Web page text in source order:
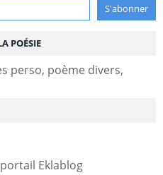
POÉSIE
perso, poème divers,
Eklablog